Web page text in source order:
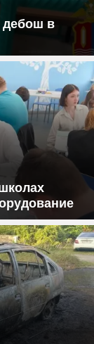
дебош в